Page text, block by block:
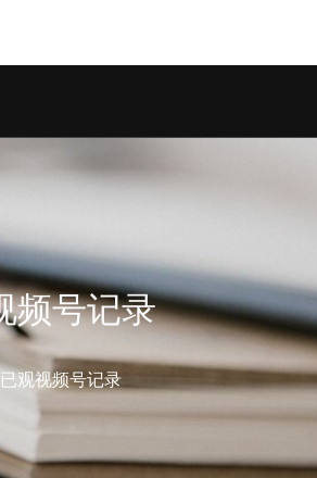
频号记录
观视频号记录